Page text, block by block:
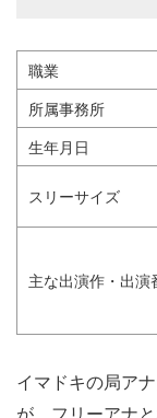
職業
所属事務所
生年月日
スリーサイズ
主な出演作・出演
イマドキの局ア
が、フリーアナ